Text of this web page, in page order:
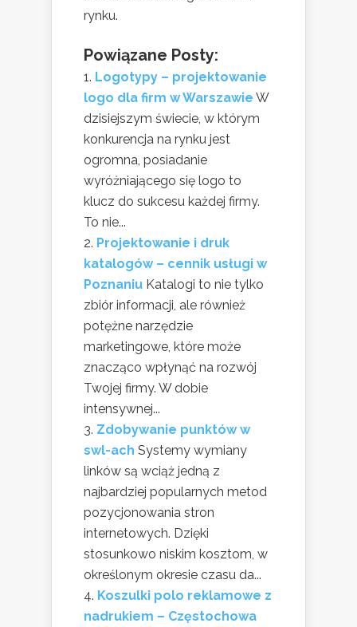
rynku.
Powiązane Posty:
Logotypy – projektowanie
logo dla firm w Warszawie W
dzisiejszym świecie, w którym
konkurencja na rynku jest
ogromna, posiadanie
wyróżniającego się logo to
klucz do sukcesu każdej firmy.
To nie...
Projektowanie i druk
katalogów – cennik usługi w
Poznaniu Katalogi to nie tylko
zbiór informacji, ale również
potężne narzędzie
marketingowe, które może
znacząco wpłynąć na rozwój
Twojej firmy. W dobie
intensywnej...
Zdobywanie punktów w
swl-ach Systemy wymiany
linków są wciąż jedną z
najbardziej popularnych metod
pozycjonowania stron
internetowych. Dzięki
stosunkowo niskim kosztom, w
określonym okresie czasu da...
Koszulki polo reklamowe z
nadrukiem – Częstochowa